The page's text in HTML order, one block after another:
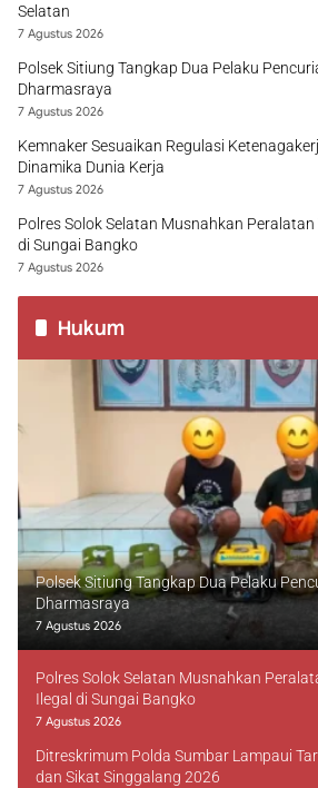
Selatan
7 Agustus 2026
Polsek Sitiung Tangkap Dua Pelaku
Dharmasraya
7 Agustus 2026
Kemnaker Sesuaikan Regulasi
Dinamika Dunia Kerja
7 Agustus 2026
Polres Solok Selatan Musnahkan Peralatan
di Sungai Bangko
7 Agustus 2026
Hukum
Polsek Sitiung Tangkap Dua Pelaku
Dharmasraya
7 Agustus 2026
Polres Solok Selatan Musnahkan
Ilegal di Sungai Bangko
7 Agustus 2026
Ditreskrimum Polda Sumbar Lampaui
dan Sikat Singgalang 2026